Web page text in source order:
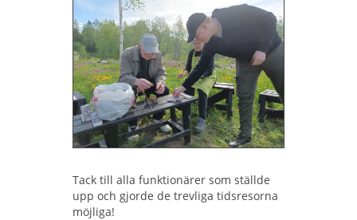
Tack till alla funktionärer som ställde
upp och gjorde de trevliga tidsresorna
möjliga!